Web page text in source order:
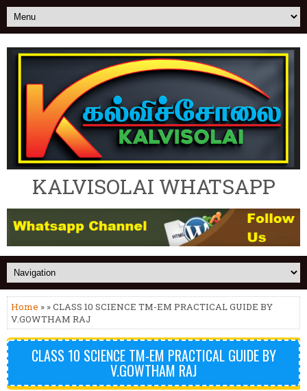
KALVISOLAI WHATSAPP
Home » » CLASS 10 SCIENCE TM-EM PRACTICAL GUIDE BY
V.GOWTHAM RAJ
CLASS 10 SCIENCE TM-EM PRACTICAL GUIDE BY
V.GOWTHAM RAJ